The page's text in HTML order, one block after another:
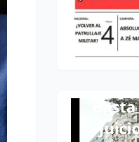
Reproductor